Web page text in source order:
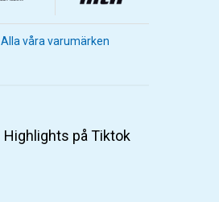
Alla våra varumärken
Highlights på Tiktok